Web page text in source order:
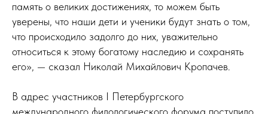
память о великих достижениях, то можем быть
уверены, что наши дети и ученики будут знать о том,
что происходило задолго до них, уважительно
относиться к этому богатому наследию и сохранять
его», — сказал Николай Михайлович Кропачев.
В адрес участников I Петербургского
международного филологического форума поступило